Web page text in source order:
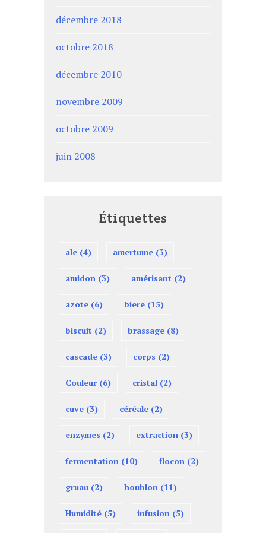
décembre 2018
octobre 2018
décembre 2010
novembre 2009
octobre 2009
juin 2008
Étiquettes
ale (4) amertume (3)
amidon (3) amérisant (2)
azote (6) biere (15)
biscuit (2) brassage (8)
cascade (3) corps (2)
Couleur (6) cristal (2)
cuve (3) céréale (2)
enzymes (2) extraction (3)
fermentation (10) flocon (2)
gruau (2) houblon (11)
Humidité (5) infusion (5)